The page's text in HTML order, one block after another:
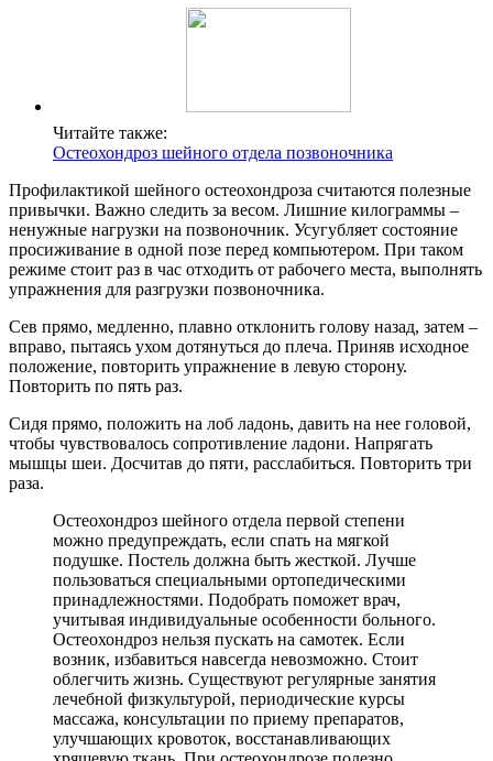
Читайте также:
Остеохондроз шейного отдела позвоночника
Профилактикой шейного остеохондроза считаются полезные
привычки. Важно следить за весом. Лишние килограммы –
ненужные нагрузки на позвоночник. Усугубляет состояние
просиживание в одной позе перед компьютером. При таком
режиме стоит раз в час отходить от рабочего места, выполнять
упражнения для разгрузки позвоночника.
Сев прямо, медленно, плавно отклонить голову назад, затем –
вправо, пытаясь ухом дотянуться до плеча. Приняв исходное
положение, повторить упражнение в левую сторону.
Повторить по пять раз.
Сидя прямо, положить на лоб ладонь, давить на нее головой,
чтобы чувствовалось сопротивление ладони. Напрягать
мышцы шеи. Досчитав до пяти, расслабиться. Повторить три
раза.
Остеохондроз шейного отдела первой степени
можно предупреждать, если спать на мягкой
подушке. Постель должна быть жесткой. Лучше
пользоваться специальными ортопедическими
принадлежностями. Подобрать поможет врач,
учитывая индивидуальные особенности больного.
Остеохондроз нельзя пускать на самотек. Если
возник, избавиться навсегда невозможно. Стоит
облегчить жизнь. Существуют регулярные занятия
лечебной физкультурой, периодические курсы
массажа, консультации по приему препаратов,
улучшающих кровоток, восстанавливающих